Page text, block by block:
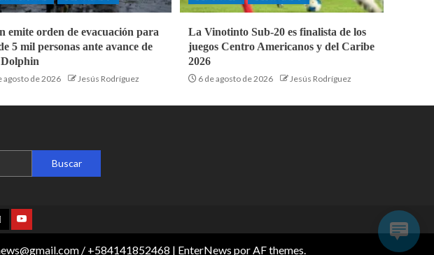
emite orden de evacuación para
5 mil personas ante avance de
agosto de 2026 Jesús Rodríguez
La Vinotinto Sub-20 es finalista de los
juegos Centro Americanos y del Caribe
2026
6 de agosto de 2026 Jesús Rodríguez
/ +584141852468 | EnterNews por AF themes.